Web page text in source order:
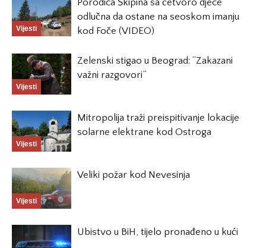
Vijesti
Porodica Škipina sa četvoro djece
odlučna da ostane na seoskom imanju
kod Foče (VIDEO)
Vijesti
Zelenski stigao u Beograd: “Zakazani
važni razgovori”
Vijesti
Mitropolija traži preispitivanje lokacije
solarne elektrane kod Ostroga
Vijesti
Veliki požar kod Nevesinja
Ubistvo u BiH, tijelo pronađeno u kući